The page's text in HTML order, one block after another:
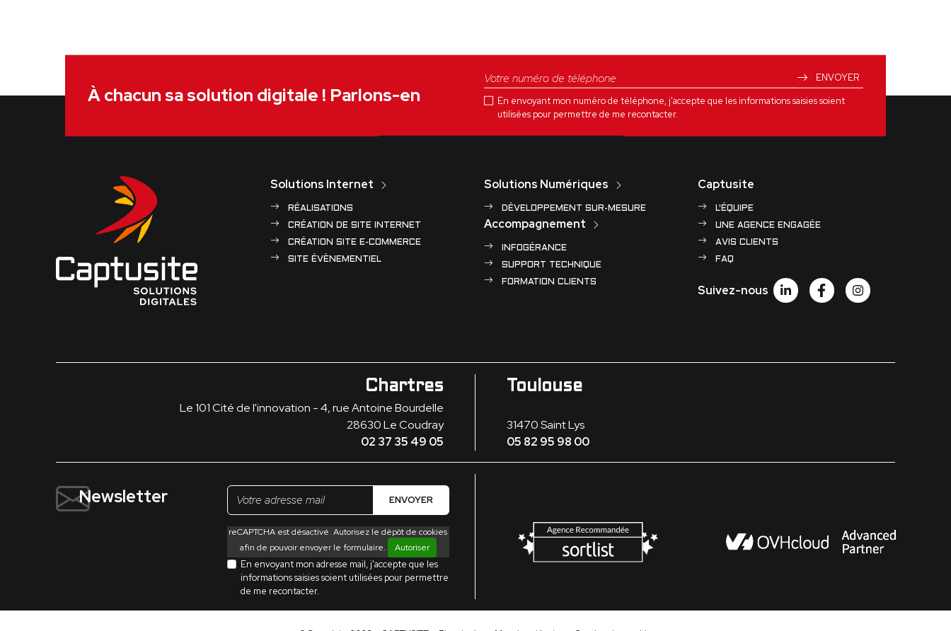
À chacun sa solution digitale ! Parlons-en
ENVOYER
En envoyant mon numéro de téléphone, j'accepte que les informations saisies soient
utilisées pour permettre de me recontacter.
Solutions Internet
RÉALISATIONS
CRÉATION DE SITE INTERNET
CRÉATION SITE E-COMMERCE
SITE ÉVÈNEMENTIEL
Solutions Numériques
DÉVELOPPEMENT SUR-MESURE
Accompagnement
INFOGÉRANCE
SUPPORT TECHNIQUE
FORMATION CLIENTS
Captusite
L'ÉQUIPE
UNE AGENCE ENGAGÉE
AVIS CLIENTS
FAQ
Suivez-nous
Chartres
Le 101 Cité de l'innovation - 4, rue Antoine Bourdelle
28630Le Coudray
02 37 35 49 05
Toulouse
31470Saint Lys
05 82 95 98 00
Newsletter ENVOYER
reCAPTCHA est désactivé. Autorisez le dépôt de cookies
afin de pouvoir envoyer le formulaire.
Autoriser
En envoyant mon adresse mail, j'accepte que les
informations saisies soient utilisées pour permettre
de me recontacter.